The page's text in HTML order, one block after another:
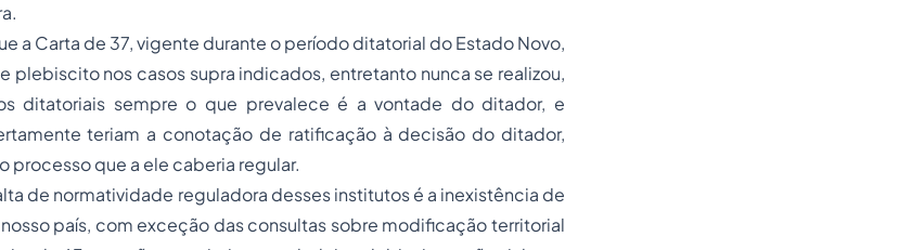
a Carta de 37, vigente durante o período ditatorial do Estado Novo,
plebiscito nos casos supra indicados, entretanto nunca se realizou,
ditatoriais sempre o que prevalece é a vontade do ditador, e
teriam a conotação de ratificação à decisão do ditador,
processoque a ele caberia regular.
de normatividade reguladora desses institutos é a inexistência de
país, com exceção das consultas sobre modificação territorial